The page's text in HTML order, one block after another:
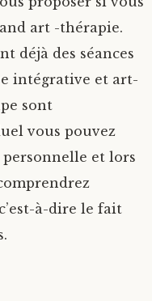
art -thérapie.
déjà des séances
intégrative et art-
sont
vous pouvez
et lors
à-dire le fait